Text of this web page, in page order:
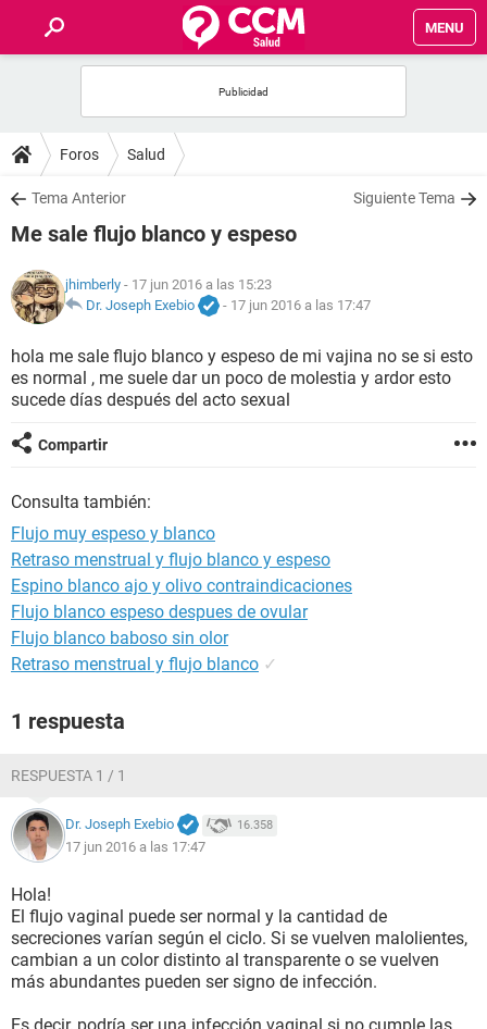
MENU
FOROS
SALUD
NUTRICIÓN
BIENESTAR
Foros Salud
Tema Anterior Siguiente Tema
Me sale flujo blanco y espeso
jhimberly - 17 jun 2016 a las 15:23
Dr. Joseph Exebio
- 17 jun 2016 a las 17:47
hola me sale flujo blanco y espeso de mi vajina no se si esto
es normal , me suele dar un poco de molestia y ardor esto
sucede días después del acto sexual
Compartir
Consulta también:
Flujo muy espeso y blanco
Retraso menstrual y flujo blanco y espeso
Espino blanco ajo y olivo contraindicaciones
Flujo blanco espeso despues de ovular
Flujo blanco baboso sin olor
Retraso menstrual y flujo blanco ✓
1 respuesta
RESPUESTA 1 / 1
Dr. Joseph Exebio 16.358
17 jun 2016 a las 17:47
Hola!
El flujo vaginal puede ser normal y la cantidad de
secreciones varían según el ciclo. Si se vuelven malolientes,
cambian a un color distinto al transparente o se vuelven
más abundantes pueden ser signo de infección.